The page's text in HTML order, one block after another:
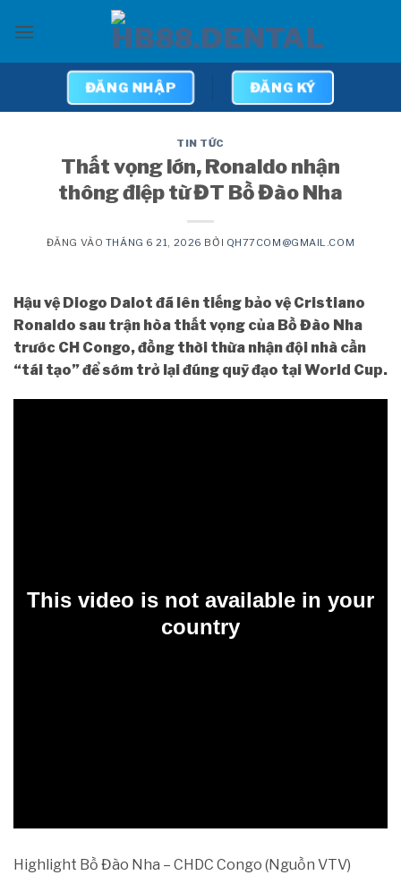
qua
ĐĂNG NHẬP ĐĂNG KÝ
TIN TỨC
Thất vọng lớn, Ronaldo nhận
thông điệp từ ĐT Bồ Đào Nha
ĐĂNG VÀO THÁNG 6 21, 2026 BỞI QH77COM@GMAIL.COM
Hậu vệ Diogo Dalot đã lên tiếng bảo vệ Cristiano
Ronaldo sau trận hòa thất vọng của Bồ Đào Nha
trước CH Congo, đồng thời thừa nhận đội nhà cần
“tái tạo” để sớm trở lại đúng quỹ đạo tại World Cup.
Highlight Bồ Đào Nha – CHDC Congo (Nguồn VTV)